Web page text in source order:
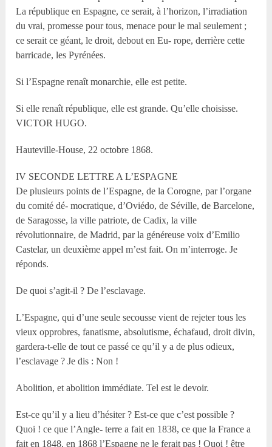
La république en Espagne, ce serait, à l’horizon, l’irradiation
du vrai, promesse pour tous, menace pour le mal seulement ;
ce serait ce géant, le droit, debout en Eu- rope, derrière cette
barricade, les Pyrénées.
Si l’Espagne renaît monarchie, elle est petite.
Si elle renaît république, elle est grande. Qu’elle choisisse.
VICTOR HUGO.
Hauteville-House, 22 octobre 1868.
IV SECONDE LETTRE A L’ESPAGNE
De plusieurs points de l’Espagne, de la Corogne, par l’organe
du comité dé- mocratique, d’Oviédo, de Séville, de Barcelone,
de Saragosse, la ville patriote, de Cadix, la ville
révolutionnaire, de Madrid, par la généreuse voix d’Emilio
Castelar, un deuxième appel m’est fait. On m’interroge. Je
réponds.
De quoi s’agit-il ? De l’esclavage.
L’Espagne, qui d’une seule secousse vient de rejeter tous les
vieux opprobres, fanatisme, absolutisme, échafaud, droit divin,
gardera-t-elle de tout ce passé ce qu’il y a de plus odieux,
l’esclavage ? Je dis : Non !
Abolition, et abolition immédiate. Tel est le devoir.
Est-ce qu’il y a lieu d’hésiter ? Est-ce que c’est possible ?
Quoi ! ce que l’Angle- terre a fait en 1838, ce que la France a
fait en 1848, en 1868 l’Espagne ne le ferait pas ! Quoi ! être